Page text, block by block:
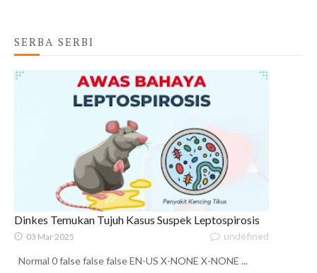
SERBA SERBI
Dinkes Temukan Tujuh Kasus Suspek Leptospirosis
03 Mar 2025 undefined
Normal 0 false false false EN-US X-NONE X-NONE ...